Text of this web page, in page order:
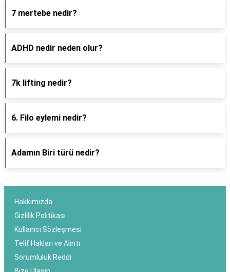
7 mertebe nedir?
ADHD nedir neden olur?
7k lifting nedir?
6. Filo eylemi nedir?
Adamın Biri türü nedir?
Hakkımızda
Gizlilik Politikası
Kullanıcı Sözleşmesi
Telif Hakları ve Alıntı
Sorumluluk Reddi